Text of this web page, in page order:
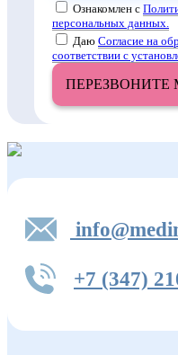
Ознакомлен с
персональных данных.
Даю Согласие на
соответствии с
ПЕРЕЗВОНИТЕ
+7 (347)